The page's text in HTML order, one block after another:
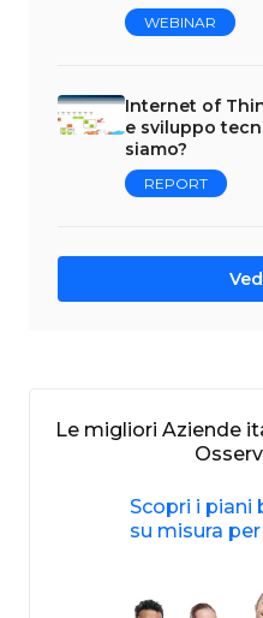
WEBINAR
Internet of
e sviluppo
siamo?
REPORT
Le migliori Aziende
Scopri i piani
su misura